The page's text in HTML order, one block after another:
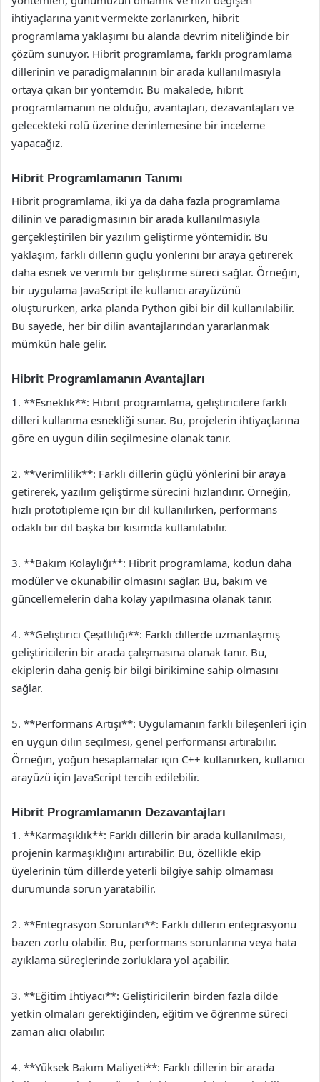
ihtiyaçlarına yanıt vermekte zorlanırken, hibrit
programlama yaklaşımı bu alanda devrim niteliğinde bir
çözüm sunuyor. Hibrit programlama, farklı programlama
dillerinin ve paradigmalarının bir arada kullanılmasıyla
ortaya çıkan bir yöntemdir. Bu makalede, hibrit
programlamanın ne olduğu, avantajları, dezavantajları ve
gelecekteki rolü üzerine derinlemesine bir inceleme
yapacağız.
Hibrit Programlamanın Tanımı
Hibrit programlama, iki ya da daha fazla programlama
dilinin ve paradigmasının bir arada kullanılmasıyla
gerçekleştirilen bir yazılım geliştirme yöntemidir. Bu
yaklaşım, farklı dillerin güçlü yönlerini bir araya getirerek
daha esnek ve verimli bir geliştirme süreci sağlar. Örneğin,
bir uygulama JavaScript ile kullanıcı arayüzünü
oluştururken, arka planda Python gibi bir dil kullanılabilir.
Bu sayede, her bir dilin avantajlarından yararlanmak
mümkün hale gelir.
Hibrit Programlamanın Avantajları
1. **Esneklik**: Hibrit programlama, geliştiricilere farklı
dilleri kullanma esnekliği sunar. Bu, projelerin ihtiyaçlarına
göre en uygun dilin seçilmesine olanak tanır.
2. **Verimlilik**: Farklı dillerin güçlü yönlerini bir araya
getirerek, yazılım geliştirme sürecini hızlandırır. Örneğin,
hızlı prototipleme için bir dil kullanılırken, performans
odaklı bir dil başka bir kısımda kullanılabilir.
3. **Bakım Kolaylığı**: Hibrit programlama, kodun daha
modüler ve okunabilir olmasını sağlar. Bu, bakım ve
güncellemelerin daha kolay yapılmasına olanak tanır.
4. **Geliştirici Çeşitliliği**: Farklı dillerde uzmanlaşmış
geliştiricilerin bir arada çalışmasına olanak tanır. Bu,
ekiplerin daha geniş bir bilgi birikimine sahip olmasını
sağlar.
5. **Performans Artışı**: Uygulamanın farklı bileşenleri için
en uygun dilin seçilmesi, genel performansı artırabilir.
Örneğin, yoğun hesaplamalar için C++ kullanırken, kullanıcı
arayüzü için JavaScript tercih edilebilir.
Hibrit Programlamanın Dezavantajları
1. **Karmaşıklık**: Farklı dillerin bir arada kullanılması,
projenin karmaşıklığını artırabilir. Bu, özellikle ekip
üyelerinin tüm dillerde yeterli bilgiye sahip olmaması
durumunda sorun yaratabilir.
2. **Entegrasyon Sorunları**: Farklı dillerin entegrasyonu
bazen zorlu olabilir. Bu, performans sorunlarına veya hata
ayıklama süreçlerinde zorluklara yol açabilir.
3. **Eğitim İhtiyacı**: Geliştiricilerin birden fazla dilde
yetkin olmaları gerektiğinden, eğitim ve öğrenme süreci
zaman alıcı olabilir.
4. **Yüksek Bakım Maliyeti**: Farklı dillerin bir arada